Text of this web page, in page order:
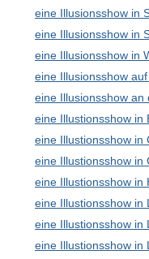
eine Illusionsshow in
eine Illusionsshow in
eine Illusionsshow in
eine Illusionsshow
eine Illusionsshow an
eine Illustionsshow in
eine Illustionsshow in
eine Illustionsshow in
eine Illustionsshow in
eine Illustionsshow in
eine Illustionsshow in
eine Illustionsshow in